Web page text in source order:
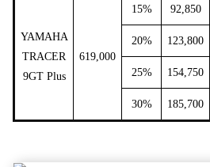
YAMAHA
TRACER
9GT Plus
619,000
15% 92,850
20% 123,800
25% 154,750
30% 185,700